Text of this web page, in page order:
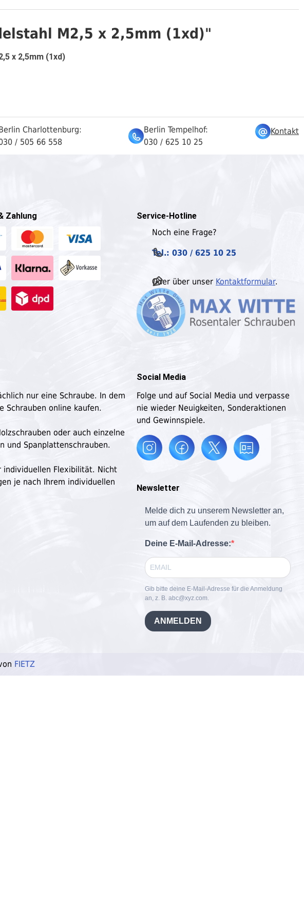
M2,5 x 2,5mm (1xd)"
x 2,5mm (1xd)
Charlottenburg:
/ 505 66 558
Berlin Tempelhof:
030 / 625 10 25
Kontakt
Zahlung
Service-Hotline
Noch eine Frage?
Tel.: 030 / 625 10 25
Oder über unser Kontaktformular.
nur eine Schraube. In dem
Schrauben online kaufen.
oder auch einzelne
und Spanplattenschrauben.
individuellen Flexibilität. Nicht
je nach Ihrem individuellen
Social Media
Folge und auf Social Media und verpasse
nie wieder Neuigkeiten, Sonderaktionen
und Gewinnspiele.
Newsletter
Melde dich zu unserem Newsletter an,
um auf dem Laufenden zu bleiben.
Deine E-Mail-Adresse:
Gib bitte deine E-Mail-Adresse für die Anmeldung
an, z. B. abc@xyz.com.
ANMELDEN
FIETZ